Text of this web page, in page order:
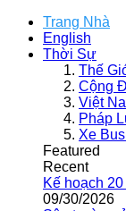
Trang Nhà
English
Thời Sự
Thế
Cộng
Việt
Pháp
Xe
Featured
Recent
Kế hoạch
09/30/2026